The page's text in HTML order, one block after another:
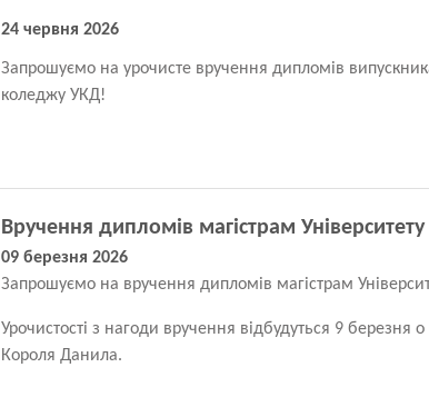
24 червня 2026
Запрошуємо на урочисте вручення дипломів
коледжу УКД!
Вручення дипломів магістрам
09 березня 2026
Запрошуємо на вручення дипломів магістрам
Урочистості з нагоди вручення відбудуться 9 березня о
Короля Данила.